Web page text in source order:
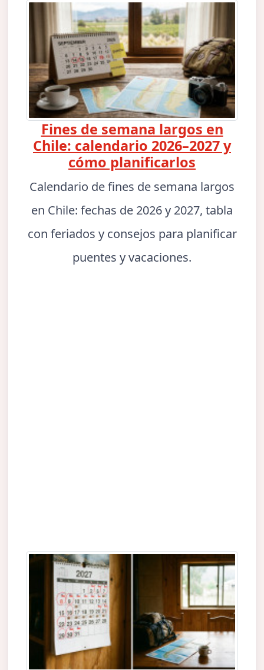
Fines de semana largos en
Chile: calendario 2026–2027 y
cómo planificarlos
Calendario de fines de semana largos
en Chile: fechas de 2026 y 2027, tabla
con feriados y consejos para planificar
puentes y vacaciones.